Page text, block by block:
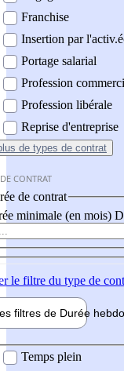
Franchise
Insertion par
Portage salarial
Profession
Profession libérale
Reprise d'entreprise
de types de contrat
CONTRAT
de contrat
minimale (en mois)
le filtre du type de
filtres de Durée hebdo
Temps plein